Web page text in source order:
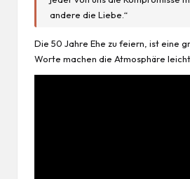
andere die Liebe.“
Die 50 Jahre Ehe zu feiern, ist eine
Worte machen die Atmosphäre